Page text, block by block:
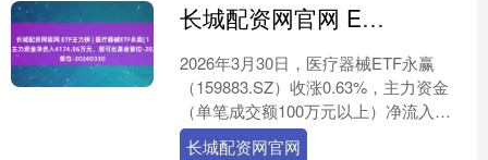
长城配资网官网 ETF主力榜 | 医疗器械ETF永赢(159883)主力资金净流入4174.06万元，居可比基金首位-20260330
2026年3月30日，医疗器械ETF永赢
（159883.SZ）收涨0.63%，主力资金
（单笔成交额100万元以上）净流入
4174.06万元，居可比基金首位。（数....
长城配资网官网